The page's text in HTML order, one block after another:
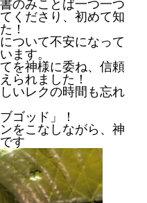
のみことば一つ一つ
くださり、初めて知
！
ついて不安になって
ます。
を神様に委ね、信頼
られました！
いレクの時間も忘れ
ゴッド」！
をこなしながら、神
す